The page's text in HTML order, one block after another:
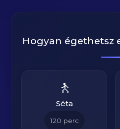
Hogyan égethetsz
🚶
Séta
120 perc